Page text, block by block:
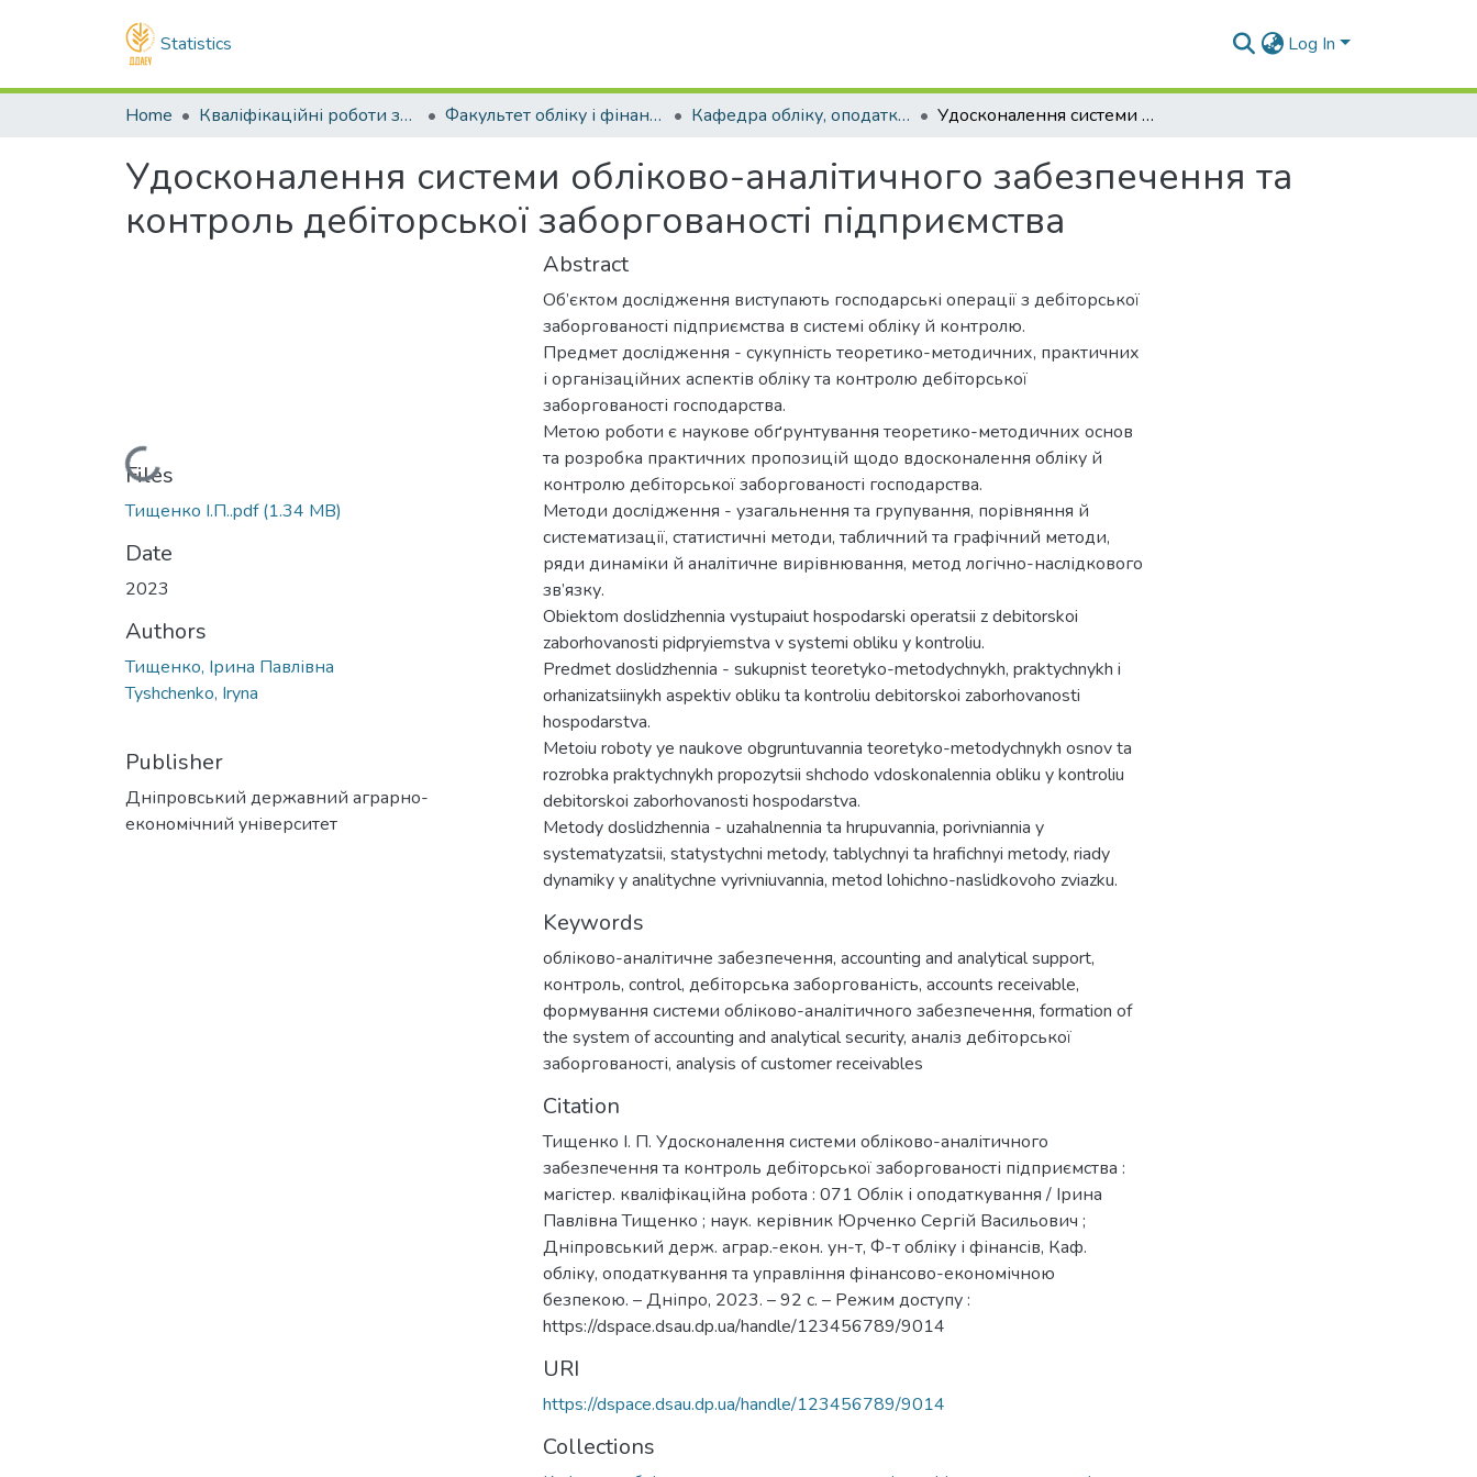
Statistics Log In
Home Кваліфікаційні роботи здобувачів вищої освіти Факультет обліку і фінансів Кафедра обліку, оподаткування та управління фінансово-економічною безпекою . Магістри Удосконалення системи обліково-аналітичного забезпечення та контроль дебіторської заборгованості підприємства
Удосконалення системи обліково-аналітичного забезпечення та
контроль дебіторської заборгованості підприємства
Loading...
Files
Тищенко І.П..pdf(1.34 MB)
Date
2023
Authors
Тищенко, Ірина Павлівна
Tyshchenko, Iryna
Publisher
Дніпровський державний аграрно-
економічний університет
Abstract
Об’єктом дослідження виступають господарські операції з дебіторської
заборгованості підприємства в системі обліку й контролю.
Предмет дослідження - сукупність теоретико-методичних, практичних
і організаційних аспектів обліку та контролю дебіторської
заборгованості господарства.
Метою роботи є наукове обґрунтування теоретико-методичних основ
та розробка практичних пропозицій щодо вдосконалення обліку й
контролю дебіторської заборгованості господарства.
Методи дослідження - узагальнення та групування, порівняння й
систематизації, статистичні методи, табличний та графічний методи,
ряди динаміки й аналітичне вирівнювання, метод логічно-наслідкового
зв’язку.
Obiektom doslidzhennia vystupaiut hospodarski operatsii z debitorskoi
zaborhovanosti pidpryiemstva v systemi obliku y kontroliu.
Predmet doslidzhennia - sukupnist teoretyko-metodychnykh, praktychnykh i
orhanizatsiinykh aspektiv obliku ta kontroliu debitorskoi zaborhovanosti
hospodarstva.
Metoiu roboty ye naukove obgruntuvannia teoretyko-metodychnykh osnov ta
rozrobka praktychnykh propozytsii shchodo vdoskonalennia obliku y kontroliu
debitorskoi zaborhovanosti hospodarstva.
Metody doslidzhennia - uzahalnennia ta hrupuvannia, porivniannia y
systematyzatsii, statystychni metody, tablychnyi ta hrafichnyi metody, riady
dynamiky y analitychne vyrivniuvannia, metod lohichno-naslidkovoho zviazku.
Keywords
обліково-аналітичне забезпечення, accounting and analytical support,
контроль, control, дебіторська заборгованість, accounts receivable,
формування системи обліково-аналітичного забезпечення, formation of
the system of accounting and analytical security, аналіз дебіторської
заборгованості, analysis of customer receivables
Citation
Тищенко І. П. Удосконалення системи обліково-аналітичного
забезпечення та контроль дебіторської заборгованості підприємства :
магістер. кваліфікаційна робота : 071 Облік і оподаткування / Ірина
Павлівна Тищенко ; наук. керівник Юрченко Сергій Васильович ;
Дніпровський держ. аграр.-екон. ун-т, Ф-т обліку і фінансів, Каф.
обліку, оподаткування та управління фінансово-економічною
безпекою. – Дніпро, 2023. – 92 с. – Режим доступу :
https://dspace.dsau.dp.ua/handle/123456789/9014
URI
https://dspace.dsau.dp.ua/handle/123456789/9014
Collections